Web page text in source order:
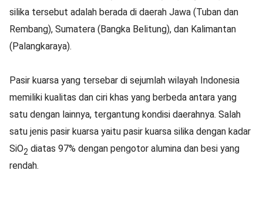
silika tersebut adalah berada di daerah Jawa (Tuban dan
Rembang), Sumatera (Bangka Belitung), dan Kalimantan
(Palangkaraya).
Pasir kuarsa yang tersebar di sejumlah wilayah Indonesia
memiliki kualitas dan ciri khas yang berbeda antara yang
satu dengan lainnya, tergantung kondisi daerahnya. Salah
satu jenis pasir kuarsa yaitu pasir kuarsa silika dengan kadar
SiO2 diatas 97% dengan pengotor alumina dan besi yang
rendah.